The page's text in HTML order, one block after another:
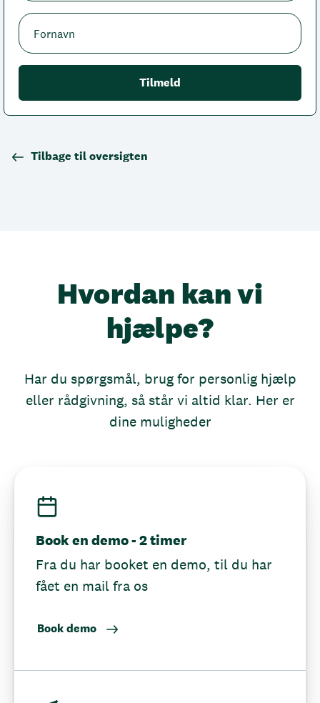
Tilbage til oversigten
Hvordan kan vi
hjælpe?
Har du spørgsmål, brug for personlig hjælp
eller rådgivning, så står vi altid klar. Her er
dine muligheder
Book en demo - 2 timer
Fra du har booket en demo, til du har
fået en mail fra os
Book demo